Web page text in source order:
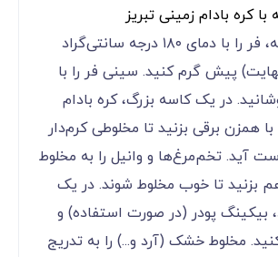
با کره بادام زمینی تبریز
برای تهیه قرابیه، فر را با دمای ۱۸۰ درجه سانتی‌گراد
پیش گرم کنید. سینی فر را با
در یک کاسه بزرگ، کره بادام
همزن برقی بزنید تا مخلوطی کرم‌دار
آید. تخم‌مرغ‌ها و وانیل را به مخلوط
بزنید تا خوب مخلوط شوند. در یک
بیکینگ پودر (در صورت استفاده) و
مخلوط خشک (آرد و...) را به تدریج